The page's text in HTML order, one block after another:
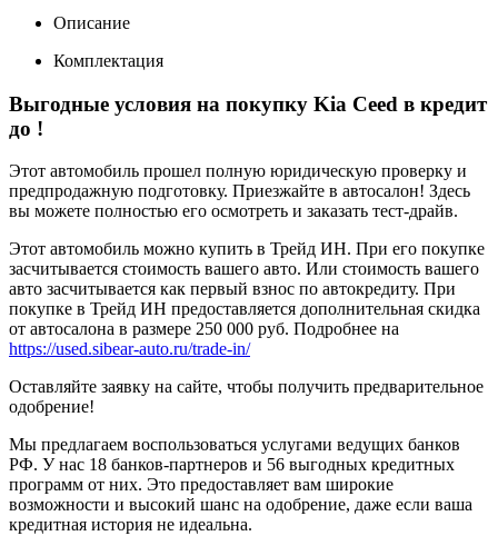
Описание
Комплектация
Выгодные условия на покупку Kia Ceed в кредит
до !
Этот автомобиль прошел полную юридическую проверку и
предпродажную подготовку. Приезжайте в автосалон! Здесь
вы можете полностью его осмотреть и заказать тест-драйв.
Этот автомобиль можно купить в Трейд ИН. При его покупке
засчитывается стоимость вашего авто. Или стоимость вашего
авто засчитывается как первый взнос по автокредиту. При
покупке в Трейд ИН предоставляется дополнительная скидка
от автосалона в размере 250 000 руб. Подробнее на
https://used.sibear-auto.ru/trade-in/
Оставляйте заявку на сайте, чтобы получить предварительное
одобрение!
Мы предлагаем воспользоваться услугами ведущих банков
РФ. У нас 18 банков-партнеров и 56 выгодных кредитных
программ от них. Это предоставляет вам широкие
возможности и высокий шанс на одобрение, даже если ваша
кредитная история не идеальна.